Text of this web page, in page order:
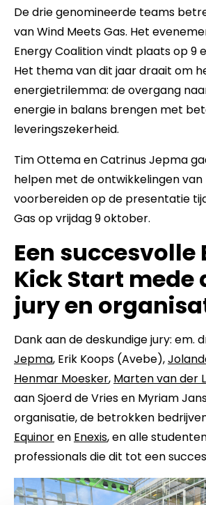
De drie genomineerde teams
van Wind Meets Gas. Het
Energy Coalition vindt plaats op 9
Het thema van dit jaar draait om
energietrilemma: de overgang
energie in balans brengen met
leveringszekerheid.
Tim Ottema en Catrinus Jepma
helpen met de ontwikkelingen
voorbereiden op de presentatie
Gas op vrijdag 9 oktober.
Een succesvolle
Kick Start mede
jury en
Dank aan de deskundige jury: em.
Jepma, Erik Koops (Avebe),
Henmar Moesker, Marten van der
aan Sjoerd de Vries en Myriam
organisatie, de betrokken
Equinoren Enexis, en alle
professionals die dit tot een